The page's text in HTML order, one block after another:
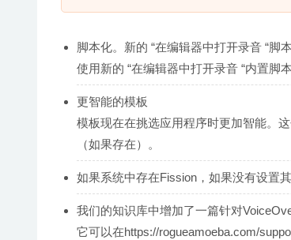
脚本化。新的 “在编辑器中打开录音 “脚本
使用新的 “在编辑器中打开录音 “内置脚
更智能的模板
模板现在在挑选应用程序时更加智能。
（如果存在）。
如果系统中存在Fission，如果没有设置
我们的知识库中增加了一篇针对
它可以在https://rogueamoeba.com/